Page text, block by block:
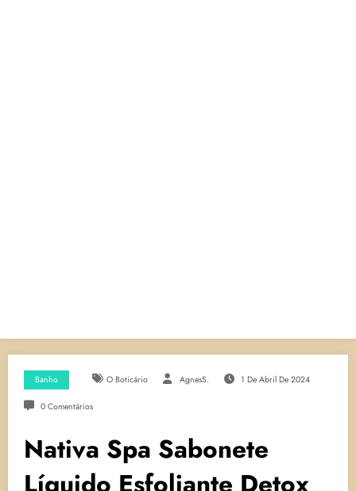
Banho O Boticário AgnesS. 1 De Abril De 2024
0 Comentários
Nativa Spa Sabonete